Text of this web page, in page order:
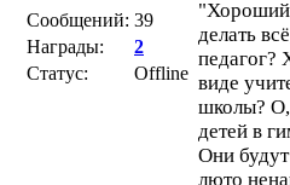
Сообщений: 39
Награды:
2
Статус:
Offline
делать
педагог?
виде
школы?
детей в
Они
люто